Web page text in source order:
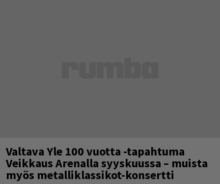
Valtava Yle 100 vuotta -tapahtuma
Veikkaus Arenalla syyskuussa – muista
myös metalliklassikot-konsertti